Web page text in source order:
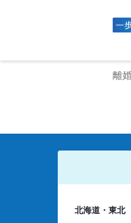
離
北海道・東北